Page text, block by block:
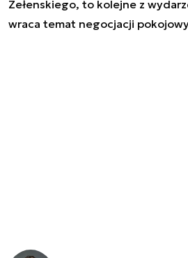
Zełenskiego, to kolejne z
wraca temat negocjacji